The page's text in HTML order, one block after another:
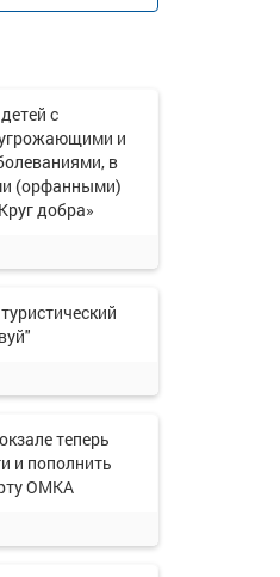
с
и
в
(орфанными)
добра»
теперь
и пополнить
ОМКА